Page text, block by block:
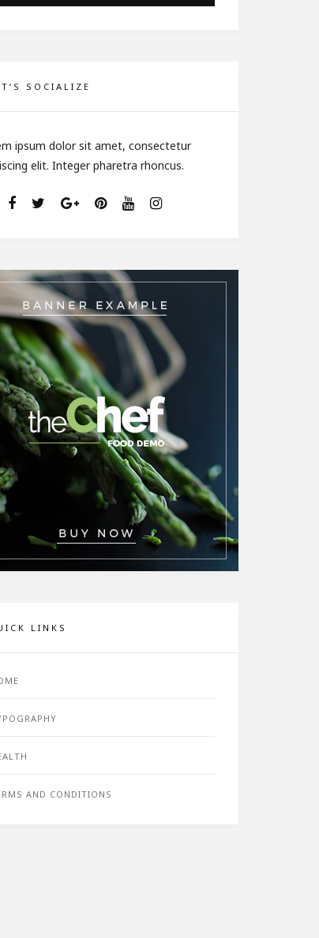
SOCIALIZE
ipsum dolor sit amet, consectetur
elit. Integer pharetra rhoncus.
LINKS
AND CONDITIONS